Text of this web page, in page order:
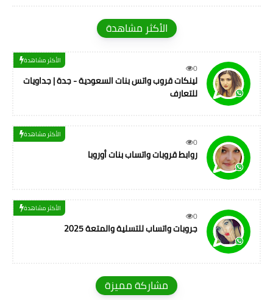
الأكثر مشاهدة
0
الأكثر مشاهدة
لينكات قروب واتس بنات السعودية - جدة | جداويات
للتعارف
0
الأكثر مشاهدة
روابط قروبات واتساب بنات أوروبا
0
الأكثر مشاهدة
جروبات واتساب للتسلية والمتعة 2025
مشاركة مميزة